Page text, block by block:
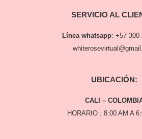
SERVICIO AL
Línea whatsapp: +57 300
UBICACIÓN:
CALI –
HORARIO : 8:00 AM A